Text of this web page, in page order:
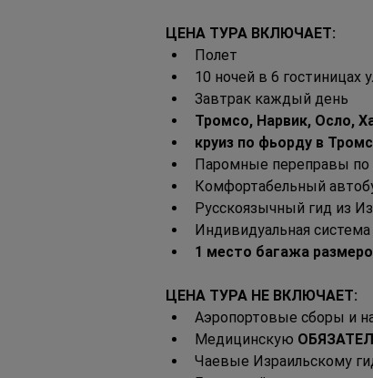
ЦЕНА ТУРА ВКЛЮЧАЕТ:
Полет
10 ночей в 6 гостиницах
Завтрак каждый день
Тромсо, Нарвик, Осло,
круиз по фьорду в
Паромные переправы
Комфортабельный
Русскоязычный гид из
Индивидуальная
1 место багажа
ЦЕНА ТУРА НЕ ВКЛЮЧАЕТ:
Аэропортовые сборы и
Медицинскую
Чаевые Израильскому